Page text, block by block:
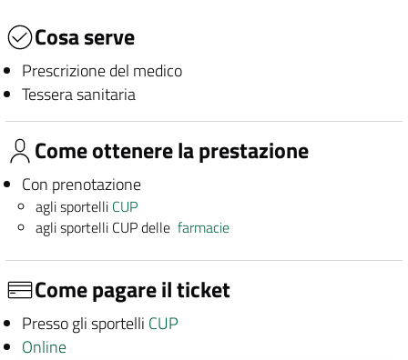
Cosa serve
Prescrizione del medico
Tessera sanitaria
Come ottenere la prestazione
Con prenotazione
agli sportelli CUP
agli sportelli CUP dellefarmacie
Come pagare il ticket
Presso gli sportelli CUP
Online